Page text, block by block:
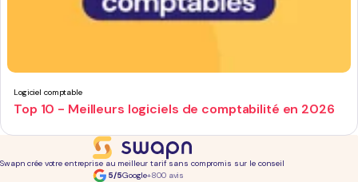
Logiciel comptable
Top 10 - Meilleurs logiciels de comptabilité en 2026
Swapn crée votre entreprise au meilleur tarif sans compromis sur le conseil
5/5Google+800 avis